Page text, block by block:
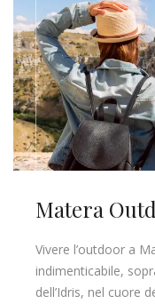
Matera
Vivere l’outdoor a
indimenticabile,
dell’Idris, nel cuore